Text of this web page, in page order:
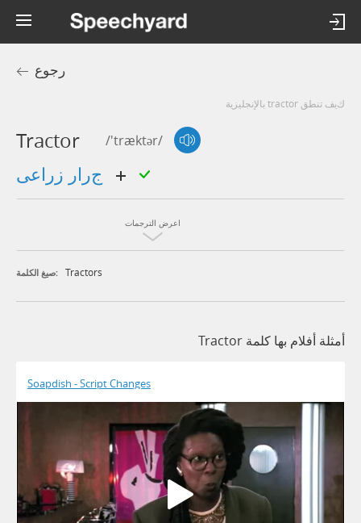
رجوع
كيف تنطق tractor بالإنجليزية
Tractor /'træktər/
اعرض الترجمات
صيغ الكلمة: Tractors
أمثلة أفلام بها كلمة Tractor
Soapdish - Script Changes